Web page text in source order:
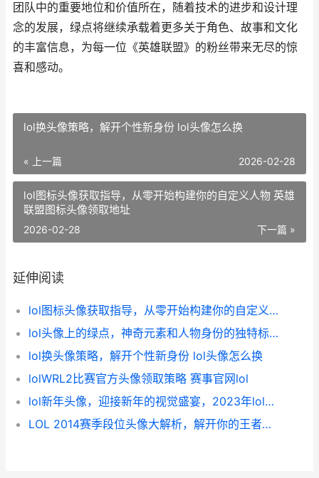
团队中的重要地位和价值所在，随着技术的进步和设计理
念的发展，绿点将继续承载着更多关于角色、故事和文化
的丰富信息，为每一位《英雄联盟》的粉丝带来无尽的惊
喜和感动。
lol换头像策略，解开个性新身份 lol头像怎么换
« 上一篇 2026-02-28
lol图标头像获取指导，从零开始构建你的自定义人物 英雄
联盟图标头像领取地址
下一篇 »
2026-02-28
延伸阅读
lol图标头像获取指导，从零开始构建你的自定义人物 英雄联盟图标头像领取地址
lol头像上的绿点，神奇元素和人物身份的独特标志 lol头像上有个绿圈是什么
lol换头像策略，解开个性新身份 lol头像怎么换
lolWRL2比赛官方头像领取策略 赛事官网lol
lol新年头像，迎接新年的视觉盛宴，2023年lol头像设计趋势 lol新年图片
LOL 2014赛季段位头像大解析，解开你的王者之路 lol过往赛季段位